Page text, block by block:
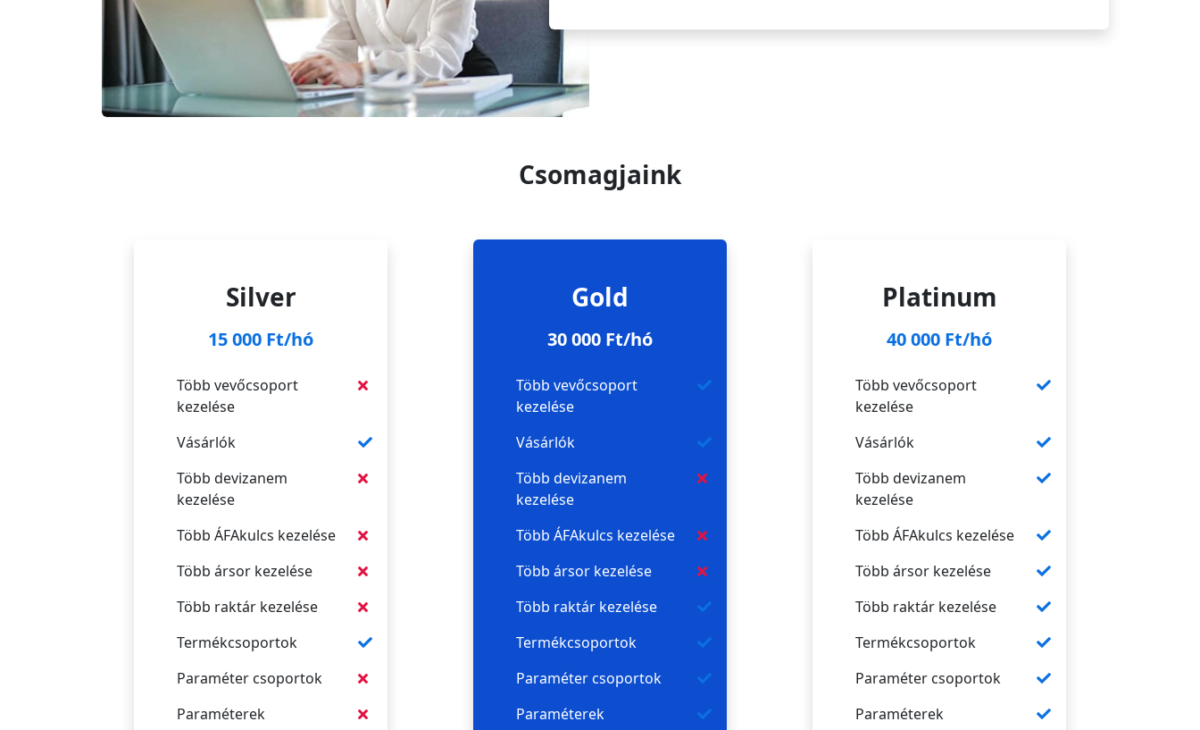
Csomagjaink
Silver
15 000 Ft/hó
Több vevőcsoport
kezelése
Vásárlók
Több devizanem
kezelése
Több ÁFAkulcs kezelése
Több ársor kezelése
Több raktár kezelése
Termékcsoportok
Paraméter csoportok
Paraméterek
Gold
30 000 Ft/hó
Több vevőcsoport
kezelése
Vásárlók
Több devizanem
kezelése
Több ÁFAkulcs kezelése
Több ársor kezelése
Több raktár kezelése
Termékcsoportok
Paraméter csoportok
Paraméterek
Platinum
40 000 Ft/hó
Több vevőcsoport
kezelése
Vásárlók
Több devizanem
kezelése
Több ÁFAkulcs kezelése
Több ársor kezelése
Több raktár kezelése
Termékcsoportok
Paraméter csoportok
Paraméterek